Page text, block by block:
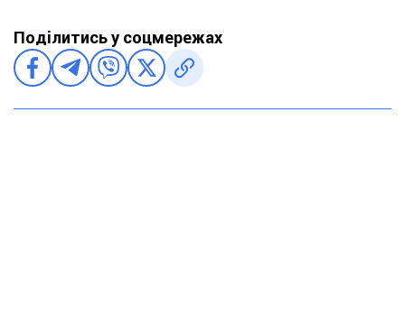
Поділитись у соцмережах